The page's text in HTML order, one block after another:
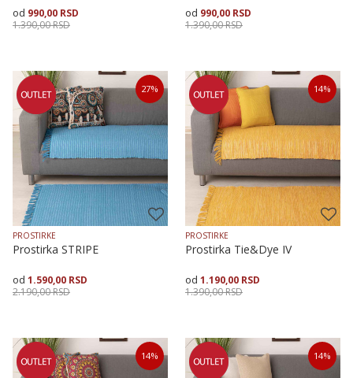
990,00 RSD
1.390,00RSD
Veličina
70X120 70X200 70X160
Dodaj u korpu
990,00 RSD
1.390,00RSD
Veličina
70X120 70X160 70X200
Dodaj u korpu
27%
PROSTIRKE
Prostirka STRIPE
1.590,00 RSD
2.190,00RSD
Veličina
70X200
Dodaj u korpu
14%
PROSTIRKE
Prostirka Tie&Dye IV
1.190,00 RSD
1.390,00RSD
Veličina
70X120 70X160 70X200
Dodaj u korpu
14% 14%